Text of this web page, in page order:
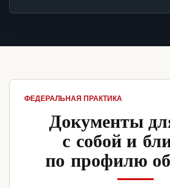
ФЕДЕРАЛЬНАЯ ПРАКТИКА
Документы
с собой и
по профилю